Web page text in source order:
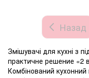
Назад
Змішувачі для кухні з
практичне решение «2
Комбінований